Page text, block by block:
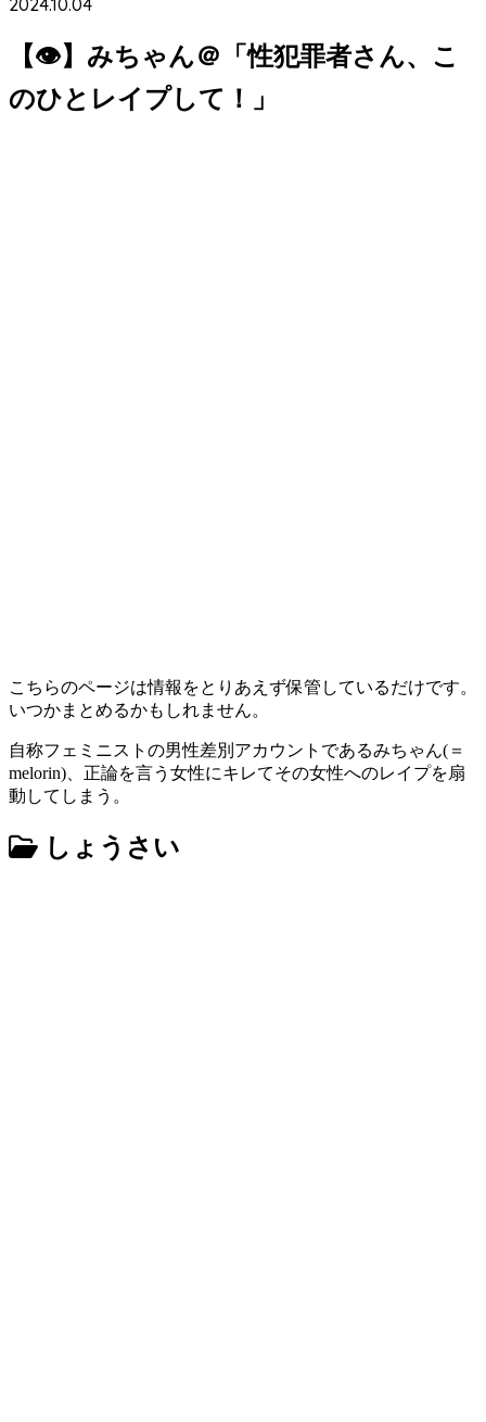
2024.10.04
【👁】みちゃん＠「性犯罪者さん、こ
のひとレイプして！」
こちらのページは情報をとりあえず保管しているだけです。
いつかまとめるかもしれません。
自称フェミニストの男性差別アカウントであるみちゃん(＝
melorin)、正論を言う女性にキレてその女性へのレイプを扇
動してしまう。
しょうさい